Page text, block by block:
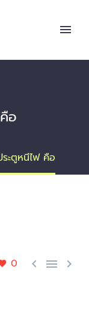
อ
ะตูหนีไฟ คือ
0   